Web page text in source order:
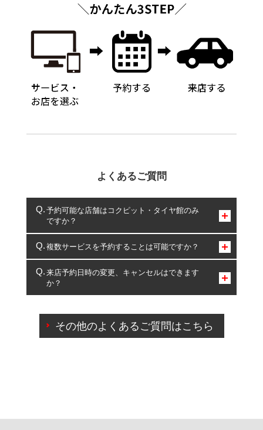
よくあるご質問
予約可能な店舗はコクピット・タイヤ館のみ
ですか？
コクピット・タイヤ館のみとなります。
複数サービスを予約することは可能ですか？
複数サービスのご予約は可能です。
一部の商品・サービスの組み合わせに限り、同時にご予約が
出来ないものもございます。
来店予約日時の変更、キャンセルはできます
か？
ご来店予約日の3営業日前を過ぎている場合のご予約
の日時変更につきましては、直接ご予約の店舗まで
その他のよくあるご質問はこちら